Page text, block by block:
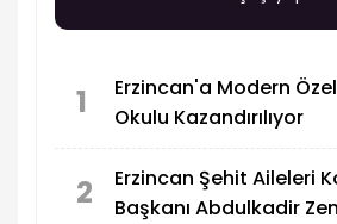
1
Erzincan'a Modern
Okulu Kazandırılıyor
2
Erzincan Şehit Aileleri
Başkanı Abdulkadir